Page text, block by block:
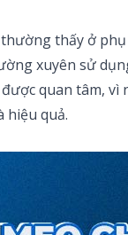
thấy ở
xuyên sử
quan tâm,
hiệu quả.